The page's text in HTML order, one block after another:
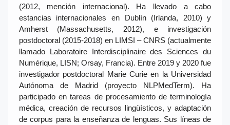
(2012, mención internacional). Ha llevado a cabo
estancias internacionales en Dublín (Irlanda, 2010) y
Amherst (Massachusetts, 2012), e investigación
postdoctoral (2015-2018) en LIMSI – CNRS (actualmente
llamado Laboratoire Interdisciplinaire des Sciences du
Numérique, LISN; Orsay, Francia). Entre 2019 y 2020 fue
investigador postdoctoral Marie Curie en la Universidad
Autónoma de Madrid (proyecto NLPMedTerm). Ha
participado en tareas de procesamiento de terminología
médica, creación de recursos lingüísticos, y adaptación
de corpus para la enseñanza de lenguas. Sus líneas de